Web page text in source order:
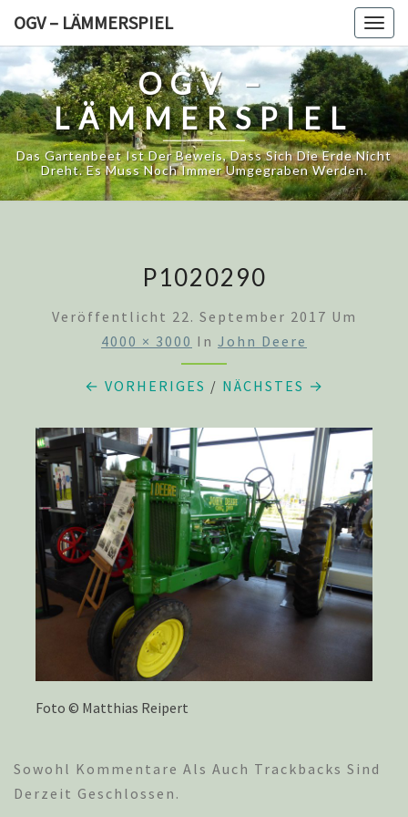
content
OGV – LÄMMERSPIEL
OGV –
LÄMMERSPIEL
Das Gartenbeet Ist Der Beweis, Dass Sich Die Erde Nicht
Dreht. Es Muss Noch Immer Umgegraben Werden.
P1020290
Veröffentlicht 22. September 2017 Um
4000 × 3000 In John Deere
← VORHERIGES / NÄCHSTES →
Foto © Matthias Reipert
Sowohl Kommentare Als Auch Trackbacks Sind
Derzeit Geschlossen.